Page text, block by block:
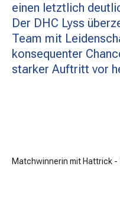
einen letztlich
Der DHC Lyss
Team mit
konsequenter
starker Auftritt vor
Matchwinnerin mit Hattrick -